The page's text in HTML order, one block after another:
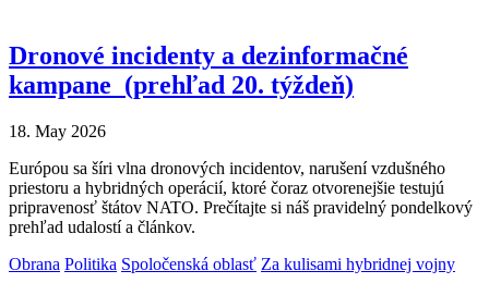
Dronové incidenty a dezinformačné
kampane (prehľad 20. týždeň)
18. May 2026
Európou sa šíri vlna dronových incidentov, narušení vzdušného
priestoru a hybridných operácií, ktoré čoraz otvorenejšie testujú
pripravenosť štátov NATO. Prečítajte si náš pravidelný pondelkový
prehľad udalostí a článkov.
Obrana Politika Spoločenská oblasť Za kulisami hybridnej vojny